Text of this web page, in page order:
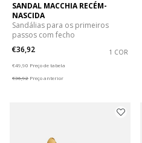
SANDAL MACCHIA RECÉM-
NASCIDA
Sandálias para os primeiros
passos com fecho
€36,92
1 COR
€49,90 Preço de tabela
€36,92 Preço anterior